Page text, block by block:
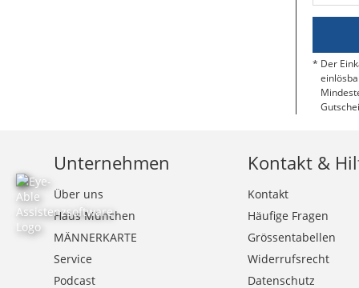
Der
Unternehmen
Über uns
Haus München
MÄNNERKARTE
Service
Podcast
Kontakt &
Kontakt
Häufige Fragen
Grössentabellen
Widerrufsrecht
Datenschutz